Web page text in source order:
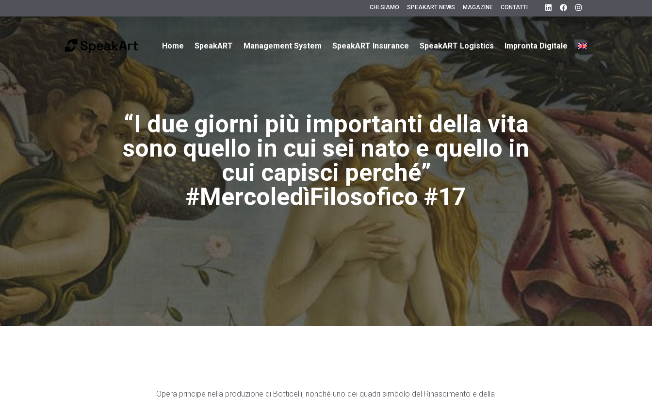
CHI SIAMO SPEAKART NEWS MAGAZINE CONTATTI
Home SpeakART Management System SpeakART Insurance SpeakART Logistics Impronta Digitale
“I due giorni più importanti della vita
sono quello in cui sei nato e quello in
cui capisci perché”
#MercoledìFilosofico #17
Opera principe nella produzione di Botticelli, nonché uno dei quadri simbolo del Rinascimento e della